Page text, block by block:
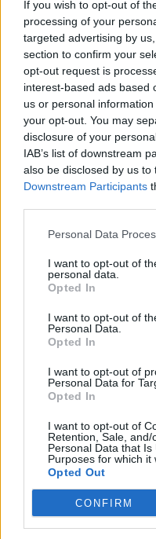
If you wish to opt-out of
processing of your
targeted advertising by
section to confirm your
opt-out request is
interest-based ads based
us or personal
your opt-out. You may
disclosure of your
IAB’s list of downstream
also be disclosed by us to
Downstream Participants
Personal Data
I want to opt-out of
personal data.
Opted In
I want to opt-out of
Personal Data.
Opted In
I want to opt-out of
Personal Data for
Opted In
I want to opt-out of
Retention, Sale,
Personal Data that
Purposes for which it
Opted Out
CONFIRM
PIÙ LETTI OGGI
Il
Monte
5 Ago 2026
Anche il
a sei,